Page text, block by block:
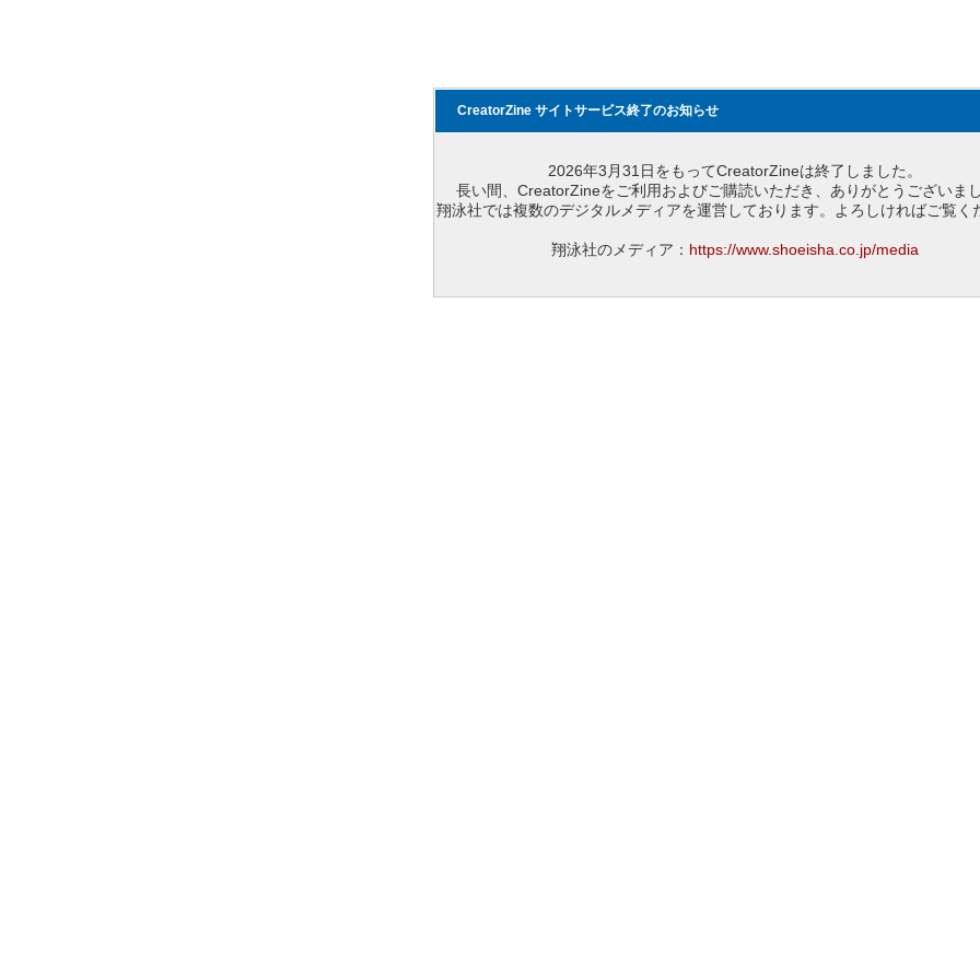
CreatorZine サイトサービス終了のお知らせ
2026年3月31日をもってCreatorZineは終了しました。
長い間、CreatorZineをご利用およびご購読いただき、ありがとうございまし
翔泳社では複数のデジタルメディアを運営しております。よろしければご覧く
翔泳社のメディア： https://www.shoeisha.co.jp/media